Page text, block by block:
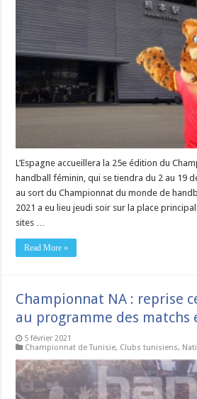
L’Espagne accueillera la 25e édition du
handball féminin, qui se tiendra du 2 au 19
au sort du Championnat du monde de
2021 a eu lieu jeudi soir sur la place
sites …
Read More »
Championnat NA : reprise
au programme des matchs
5 février 2021
Championnat de Tunisie, Clubs tunisiens,